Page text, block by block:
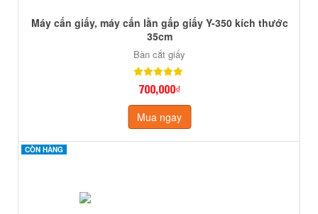
Máy cấn giấy, máy cấn lằn gấp giấy Y-350 kích thước
35cm
Bàn cắt giấy
700,000₫
Mua ngay
CÒN HÀNG
CÒN HÀNG